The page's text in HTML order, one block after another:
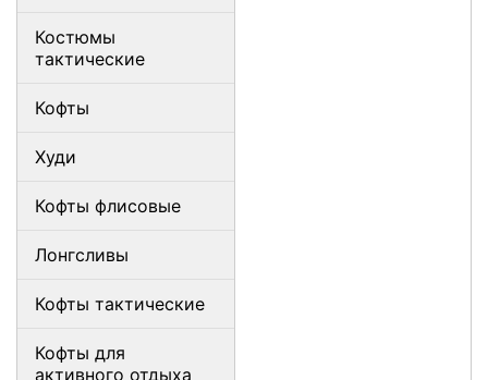
Костюмы
тактические
Кофты
Худи
Кофты флисовые
Лонгсливы
Кофты тактические
Кофты для
активного отдыха